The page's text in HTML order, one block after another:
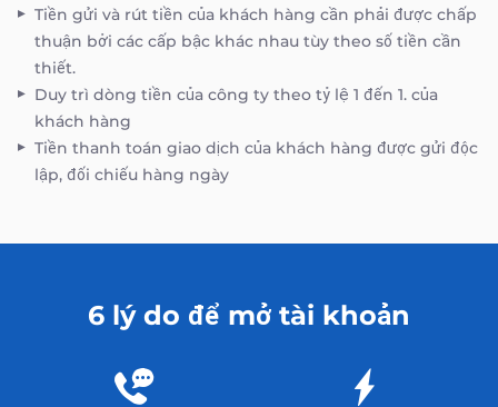
Tiền gửi và rút tiền của khách hàng cần phải được chấp
thuận bởi các cấp bậc khác nhau tùy theo số tiền cần
thiết.
Duy trì dòng tiền của công ty theo tỷ lệ 1 đến 1. của
khách hàng
Tiền thanh toán giao dịch của khách hàng được gửi độc
lập, đối chiếu hàng ngày
6 lý do để mở tài khoản